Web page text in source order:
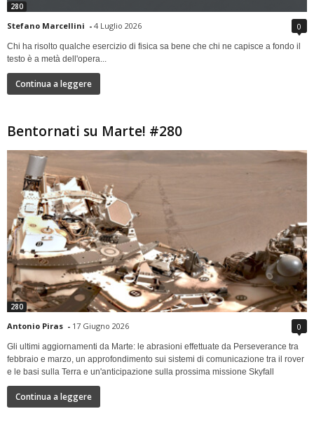
280
Stefano Marcellini - 4 Luglio 2026 0
Chi ha risolto qualche esercizio di fisica sa bene che chi ne capisce a fondo il
testo è a metà dell'opera...
Continua a leggere
Bentornati su Marte! #280
280
Antonio Piras - 17 Giugno 2026 0
Gli ultimi aggiornamenti da Marte: le abrasioni effettuate da Perseverance tra
febbraio e marzo, un approfondimento sui sistemi di comunicazione tra il rover
e le basi sulla Terra e un'anticipazione sulla prossima missione Skyfall
Continua a leggere